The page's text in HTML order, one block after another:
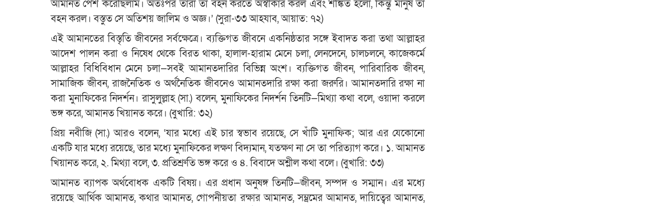
আমানত পেশ করেছিলাম। অতঃপর তারা তা বহন করতে অস্বীকার করল এবং শঙ্কিত হলো, কিন্তু মানুষ তা
বহন করল। বস্তুত সে অতিশয় জালিম ও অজ্ঞ।’ (সুরা-৩৩ আহযাব, আয়াত: ৭২)
এই আমানতের বিস্তৃতি জীবনের সর্বক্ষেত্রে। ব্যক্তিগত জীবনে একনিষ্ঠতার সঙ্গে ইবাদত করা তথা আল্লাহর
আদেশ পালন করা ও নিষেধ থেকে বিরত থাকা, হালাল-হারাম মেনে চলা, লেনদেনে, চালচলনে, কাজেকর্মে
আল্লাহর বিধিবিধান মেনে চলা—সবই আমানতদারির বিভিন্ন অংশ। ব্যক্তিগত জীবন, পারিবারিক জীবন,
সামাজিক জীবন, রাজনৈতিক ও অর্থনৈতিক জীবনেও আমানতদারি রক্ষা করা জরুরি। আমানতদারি রক্ষা না
করা মুনাফিকের নিদর্শন। রাসুলুল্লাহ (সা.) বলেন, মুনাফিকের নিদর্শন তিনটি—মিথ্যা কথা বলে, ওয়াদা করলে
ভঙ্গ করে, আমানত খিয়ানত করে। (বুখারি: ৩২)
প্রিয় নবীজি (সা.) আরও বলেন, ‘যার মধ্যে এই চার স্বভাব রয়েছে, সে খাঁটি মুনাফিক; আর এর যেকোনো
একটি যার মধ্যে রয়েছে, তার মধ্যে মুনাফিকের লক্ষণ বিদ্যমান, যতক্ষণ না সে তা পরিত্যাগ করে। ১. আমানত
খিয়ানত করে, ২. মিথ্যা বলে, ৩. প্রতিশ্রুতি ভঙ্গ করে ও ৪. বিবাদে অশ্লীল কথা বলে। (বুখারি: ৩৩)
আমানত ব্যাপক অর্থবোধক একটি বিষয়। এর প্রধান অনুষঙ্গ তিনটি—জীবন, সম্পদ ও সম্মান। এর মধ্যে
রয়েছে আর্থিক আমানত, কথার আমানত, গোপনীয়তা রক্ষার আমানত, সম্ভ্রমের আমানত, দায়িত্বের আমানত,